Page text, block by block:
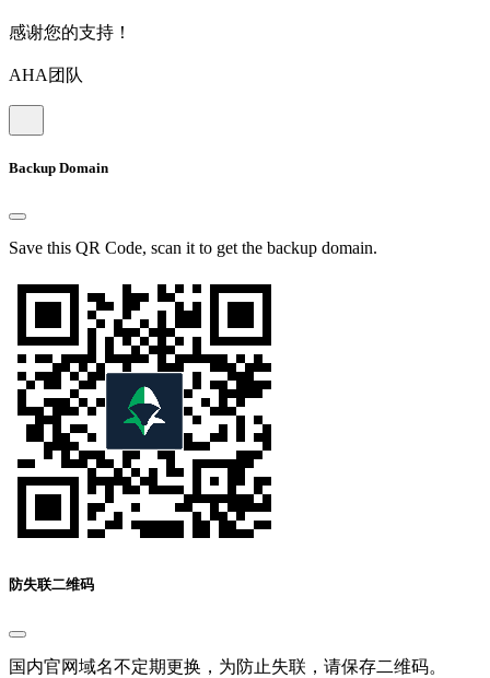
感谢您的支持！
AHA团队
Backup Domain
Save this QR Code, scan it to get the backup domain.
防失联二维码
国内官网域名不定期更换，为防止失联，请保存二维码。